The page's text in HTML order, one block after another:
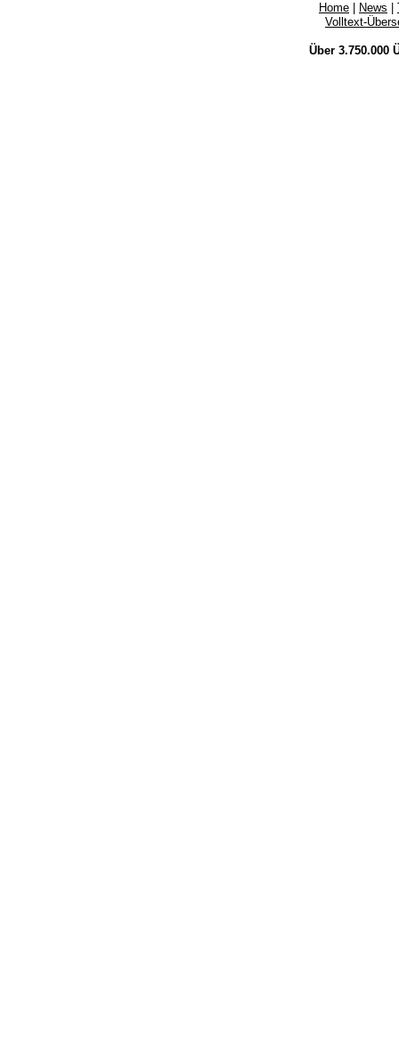
Home News
Volltext-
Über 3.750.000